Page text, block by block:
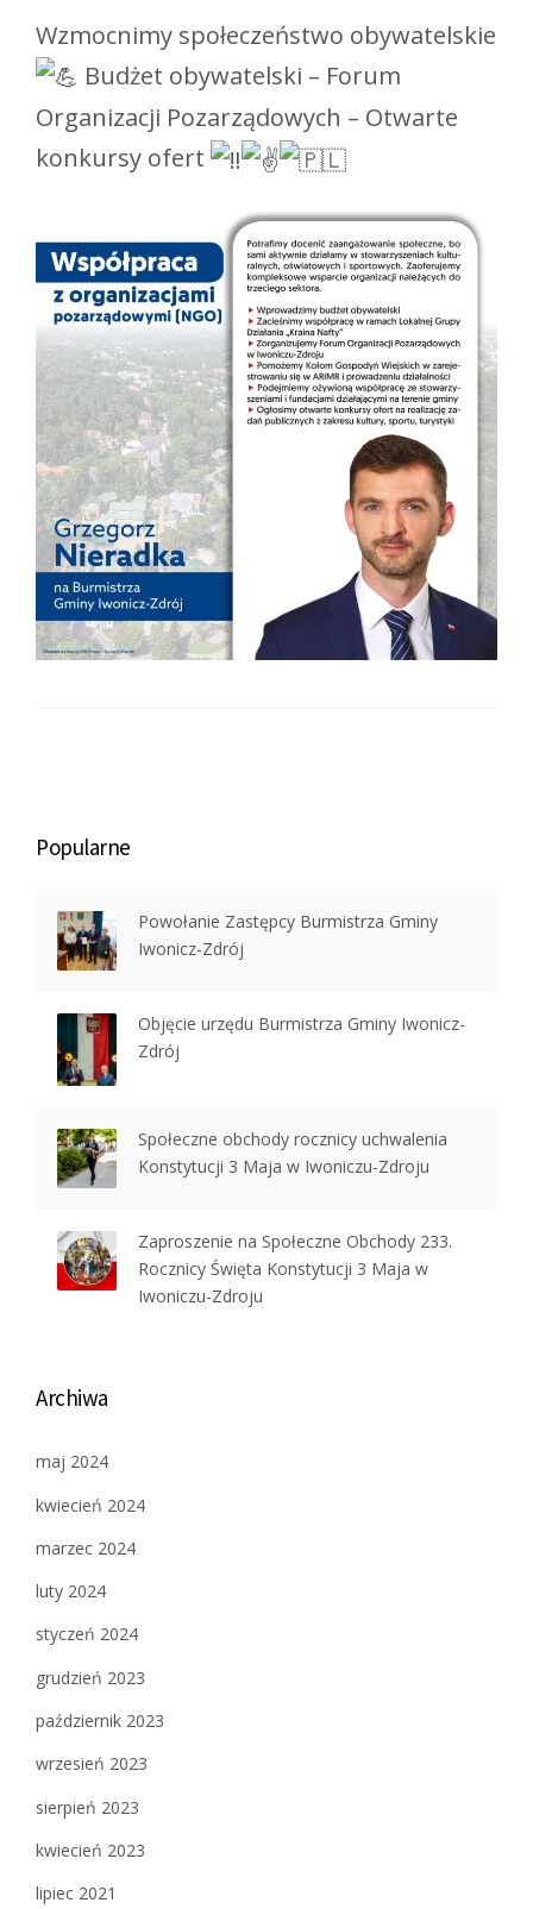
Wzmocnimy społeczeństwo obywatelskie
Budżet obywatelski – Forum
Organizacji Pozarządowych – Otwarte
konkursy ofert
Popularne
Powołanie Zastępcy Burmistrza Gminy
Iwonicz-Zdrój
Objęcie urzędu Burmistrza Gminy Iwonicz-
Zdrój
Społeczne obchody rocznicy uchwalenia
Konstytucji 3 Maja w Iwoniczu-Zdroju
Zaproszenie na Społeczne Obchody 233.
Rocznicy Święta Konstytucji 3 Maja w
Iwoniczu-Zdroju
Archiwa
maj 2024
kwiecień 2024
marzec 2024
luty 2024
styczeń 2024
grudzień 2023
październik 2023
wrzesień 2023
sierpień 2023
kwiecień 2023
lipiec 2021